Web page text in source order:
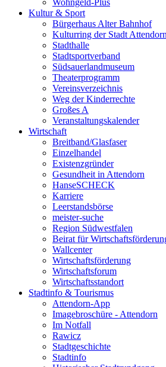
Wohngeld-Plus
Kultur & Sport
Bürgerhaus Alter Bahnhof
Kulturring der Stadt Attendorn
Stadthalle
Stadtsportverband
Südsauerlandmuseum
Theaterprogramm
Vereinsverzeichnis
Weg der Kinderrechte
Großes A
Veranstaltungskalender
Wirtschaft
Breitband/Glasfaser
Einzelhandel
Existenzgründer
Gesundheit in Attendorn
HanseSCHECK
Karriere
Leerstandsbörse
meister-suche
Region Südwestfalen
Beirat für
Wallcenter
Wirtschaftsförderung
Wirtschaftsforum
Wirtschaftsstandort
Stadtinfo & Tourismus
Attendorn-App
Imagebroschüre - Attendorn
Im Notfall
Rawicz
Stadtgeschichte
Stadtinfo